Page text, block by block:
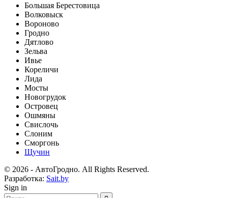
Большая Берестовица
Волковыск
Вороново
Гродно
Дятлово
Зельва
Ивье
Кореличи
Лида
Мосты
Новогрудок
Островец
Ошмяны
Свислочь
Слоним
Сморгонь
Щучин
© 2026 - АвтоГродно. All Rights Reserved.
Разработка: Sait.by
Sign in